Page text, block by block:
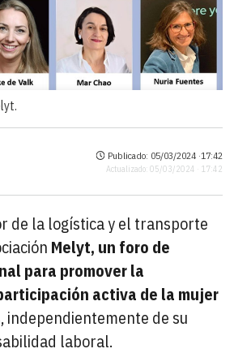
Publicado: 05/03/2024 ·17:42
Actualizado: 05/03/2024 · 17:42
de la logística y el transporte
Melyt, un foro de
para promover la
activa de la mujer
independientemente de su
laboral.